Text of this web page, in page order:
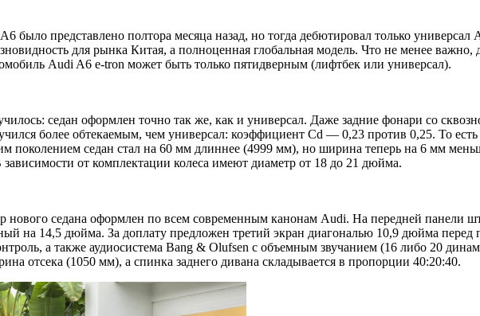
было представлено полтора месяца назад, но тогда дебютировал только
для рынка Китая, а полноценная глобальная модель. Что не менее
Audi A6 e-tron может быть только пятидверным (лифтбек или универсал).
седан оформлен точно так же, как и универсал. Даже задние фонари со
более обтекаемым, чем универсал: коэффициент Cd — 0,23 против 0,25. То
седан стал на 60 мм длиннее (4999 мм), но ширина теперь на 6 мм
от комплектации колеса имеют диаметр от 18 до 21 дюйма.
нового седана оформлен по всем современным канонам Audi. На передней панели
на 14,5 дюйма. За доплату предложен третий экран диагональю 10,9 дюйма
а также аудиосистема Bang & Olufsen с объемным звучанием (16 либо 20
отсека (1050 мм), а спинка заднего дивана складывается в пропорции 40:20:40.